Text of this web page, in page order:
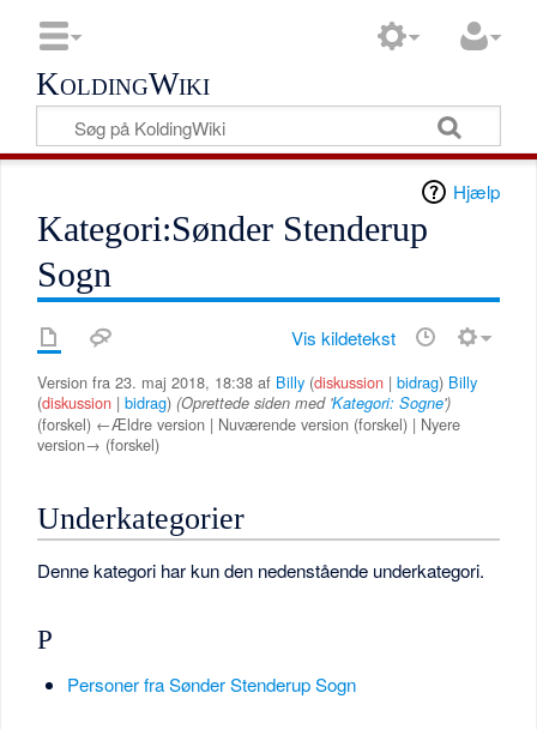
KoldingWiki
Hjælp
Kategori:Sønder Stenderup
Sogn
Vis kildetekst
Version fra 23. maj 2018, 18:38 af Billy (diskussion |bidrag) Billy
(diskussion |bidrag) (Oprettede siden med 'Kategori: Sogne')
(forskel) ←Ældre version | Nuværende version (forskel) | Nyere
version→ (forskel)
Underkategorier
Denne kategori har kun den nedenstående underkategori.
P
Personer fra Sønder Stenderup Sogn